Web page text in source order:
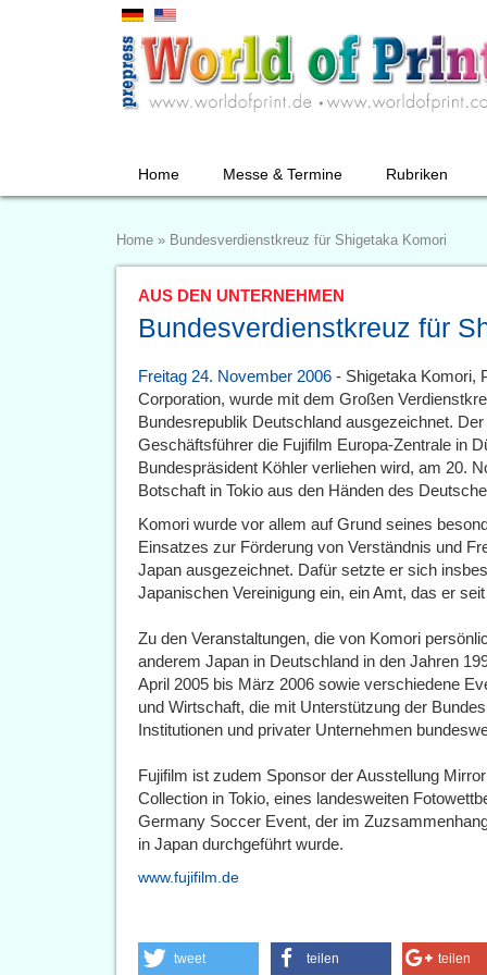
Home Messe & Termine Rubriken
Home » Bundesverdienstkreuz für Shigetaka Komori
AUS DEN UNTERNEHMEN
Bundesverdienstkreuz für
Freitag 24. November 2006 - Shigetaka Komori,
Corporation, wurde mit dem Großen
Bundesrepublik Deutschland ausgezeichnet.
Geschäftsführer die Fujifilm Europa-Zentrale in
Bundespräsident Köhler verliehen wird, am 20.
Botschaft in Tokio aus den Händen des
Komori wurde vor allem auf Grund seines
Einsatzes zur Förderung von Verständnis und
Japan ausgezeichnet. Dafür setzte er sich
Japanischen Vereinigung ein, ein Amt, das er
Zu den Veranstaltungen, die von Komori
anderem Japan in Deutschland in den Jahren
April 2005 bis März 2006 sowie verschiedene
und Wirtschaft, die mit Unterstützung der
Institutionen und privater Unternehmen
Fujifilm ist zudem Sponsor der Ausstellung
Collection in Tokio, eines landesweiten
Germany Soccer Event, der im
in Japan durchgeführt wurde.
www.fujifilm.de
tweet teilen teilen